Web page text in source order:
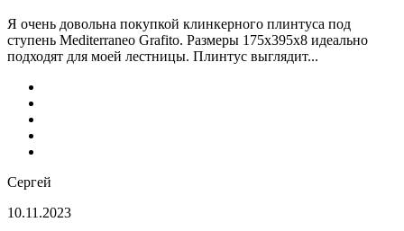
Я очень довольна покупкой клинкерного плинтуса под
ступень Mediterraneo Grafito. Размеры 175х395х8 идеально
подходят для моей лестницы. Плинтус выглядит...
Сергей
10.11.2023